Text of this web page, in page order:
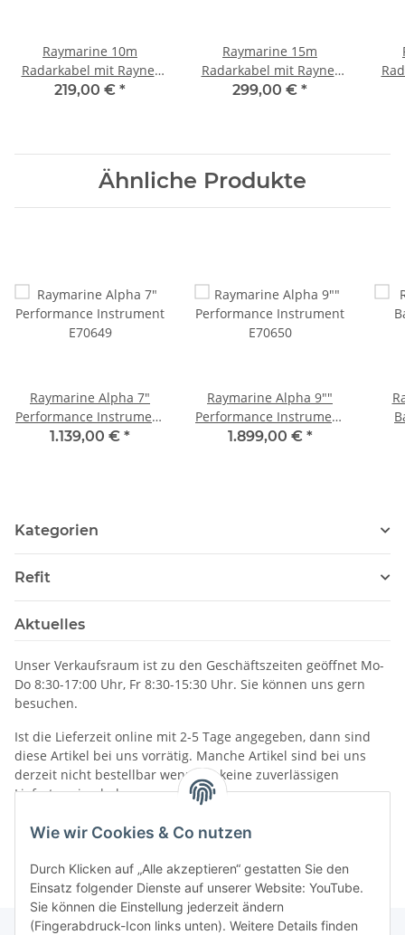
Wie wir Cookies & Co nutzen
Durch Klicken auf „Alle akzeptieren“ gestatten Sie den
Einsatz folgender Dienste auf unserer Website: YouTube.
Sie können die Einstellung jederzeit ändern
(Fingerabdruck-Icon links unten). Weitere Details finden
Raymarine 10m
Radarkabel mit Raynet
Stecker
219,00 € *
Raymarine 15m
Radarkabel mit Raynet
Stecker
299,00 € *
Ähnliche Produkte
Raymarine Alpha 7"
Performance Instrument
E70649
1.139,00 € *
Raymarine Alpha 9""
Performance Instrument
E70650
1.899,00 € *
Kategorien
Refit
Aktuelles
Unser Verkaufsraum ist zu den Geschäftszeiten geöffnet Mo-
Do 8:30-17:00 Uhr, Fr 8:30-15:30 Uhr. Sie können uns gern
besuchen.
Ist die Lieferzeit online mit 2-5 Tage angegeben, dann sind
diese Artikel bei uns vorrätig. Manche Artikel sind bei uns
derzeit nicht bestellbar wenn wir keine zuverlässigen
Liefertermine haben.
Informationen